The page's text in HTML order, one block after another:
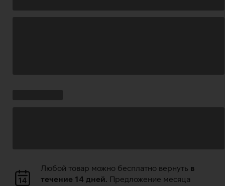
Загрузка
данных
Любой товар можно бесплатно вернуть в
течение 14 дней. Предложение месяца